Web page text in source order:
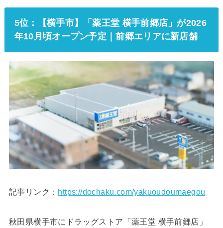
5位：【横手市】「薬王堂 横手前郷店」が2026
年10月頃オープン予定｜前郷エリアに新店舗
記事リンク： https://dochaku.com/yakuoudoumaegou
秋田県横手市にドラッグストア「薬王堂 横手前郷店」